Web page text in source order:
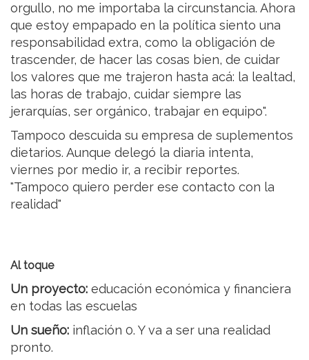
orgullo, no me importaba la circunstancia. Ahora
que estoy empapado en la política siento una
responsabilidad extra, como la obligación de
trascender, de hacer las cosas bien, de cuidar
los valores que me trajeron hasta acá: la lealtad,
las horas de trabajo, cuidar siempre las
jerarquías, ser orgánico, trabajar en equipo".
Tampoco descuida su empresa de suplementos
dietarios. Aunque delegó la diaria intenta,
viernes por medio ir, a recibir reportes.
"Tampoco quiero perder ese contacto con la
realidad"
Al toque
Un proyecto: educación económica y financiera
en todas las escuelas
Un sueño: inflación 0. Y va a ser una realidad
pronto.